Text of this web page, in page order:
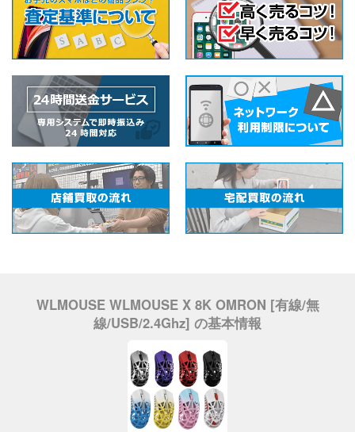
WLMOUSE WLMOUSE X 8K OMRON [有線/無
線/USB/2.4Ghz] の基本情報